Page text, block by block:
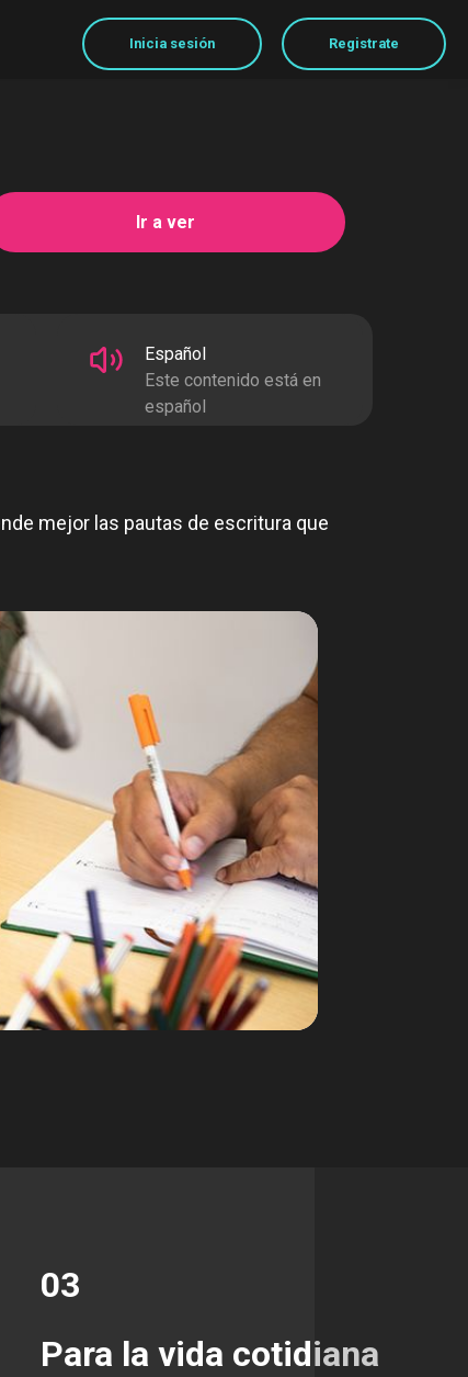
Inicia
Ir a ver
Español
Este contenido está en
español
mejor las pautas de escritura que
03
Para la vida cotidiana